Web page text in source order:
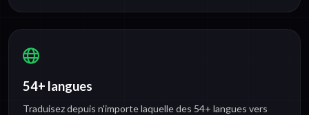
54+ langues
Traduisez depuis n'importe laquelle des 54+ langues vers